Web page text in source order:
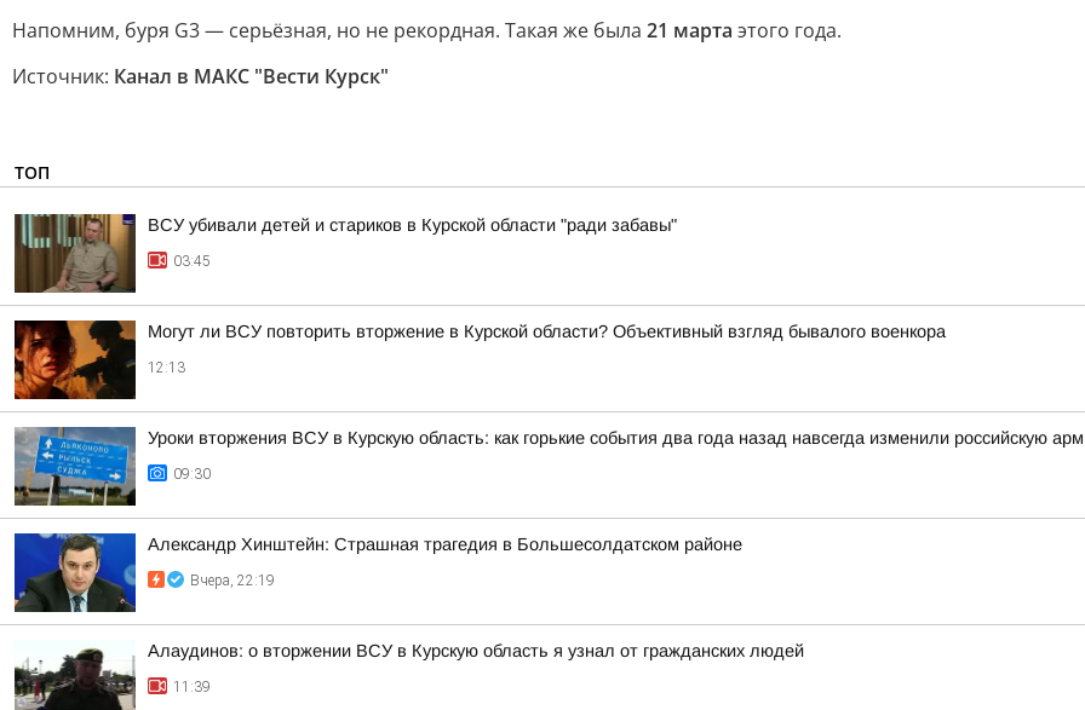
Напомним, буря G3 — серьёзная, но не рекордная. Такая же была 21 марта этого года.
Источник: Канал в МАКС "Вести Курск"
ТОП
ВСУ убивали детей и стариков в Курской области "ради забавы"
03:45
Могут ли ВСУ повторить вторжение в Курской области? Объективный взгляд бывалого военкора
12:13
Уроки вторжения ВСУ в Курскую область: как горькие события два года назад навсегда изменили российскую
09:30
Александр Хинштейн: Страшная трагедия в Большесолдатском районе
Вчера, 22:19
Алаудинов: о вторжении ВСУ в Курскую область я узнал от гражданских людей
11:39